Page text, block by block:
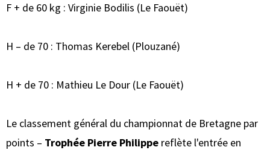
F + de 60 kg : Virginie Bodilis (Le Faouët)
H – de 70 : Thomas Kerebel (Plouzané)
H + de 70 : Mathieu Le Dour (Le Faouët)
Le classement général du championnat de Bretagne par
points – Trophée Pierre Philippe reflète l'entrée en